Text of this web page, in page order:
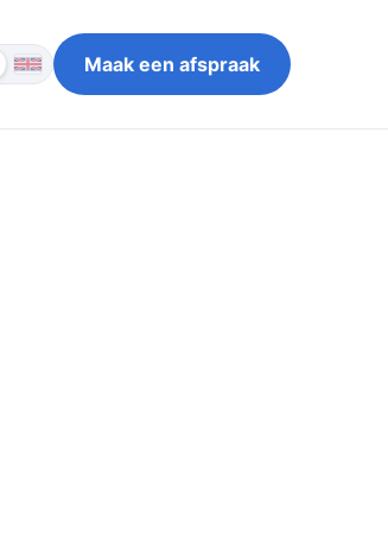
Maak een afspraak